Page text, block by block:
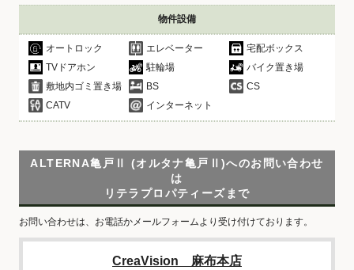
物件設備
オートロック エレベーター
宅配ボックス
TVドアホン
駐輪場
バイク置き場
敷地内ゴミ置き場
BS
CS
CATV
インターネット
ALTERNA亀戸Ⅱ (オルタナ亀戸Ⅱ)へのお問い合わせ
は
リテラプロパティーズまで
お問い合わせは、お電話かメールフォームより受け付けております。
CreaVision 麻布本店